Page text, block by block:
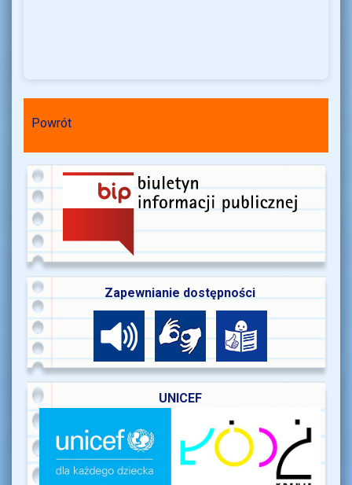
Powrót
Zapewnianie dostępności
UNICEF